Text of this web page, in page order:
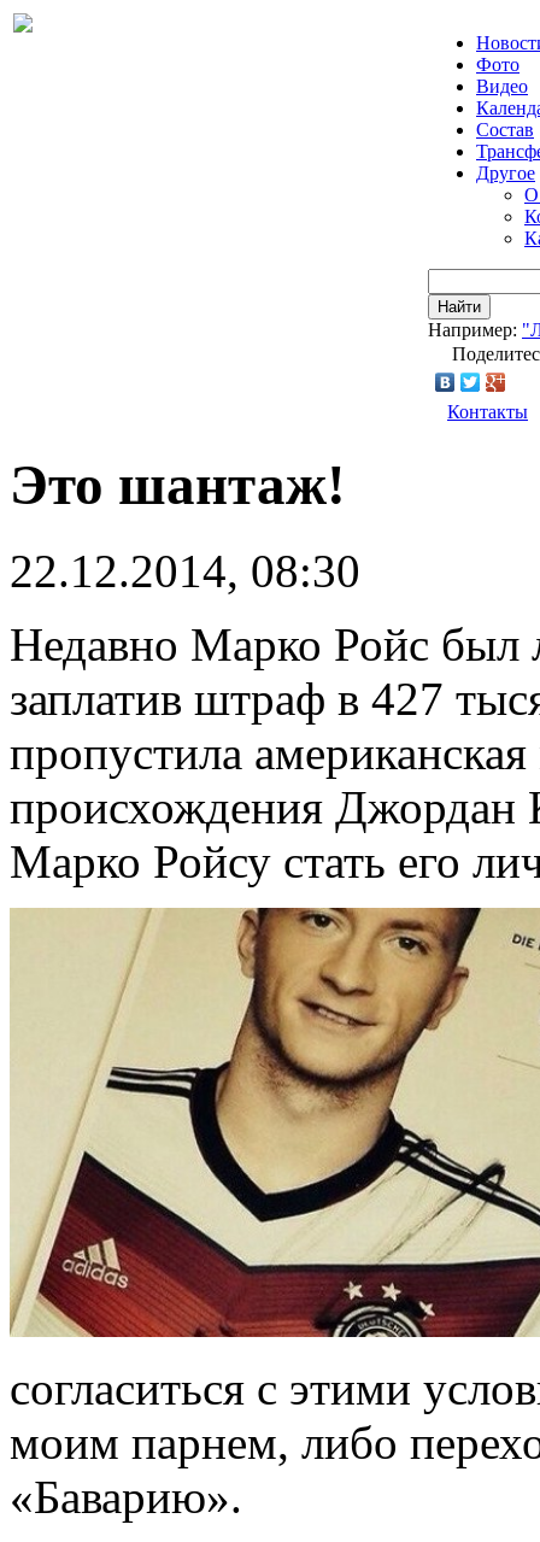
Фото
Видео
Состав
Другое
О
Найти
Например:
Контакты
Это шантаж!
22.12.2014, 08:30
Недавно Марко Ройс был
заплатив штраф в 427
пропустила
происхождения Джордан
Марко Ройсу стать его
согласиться с этими
моим парнем, либо
«Баварию».